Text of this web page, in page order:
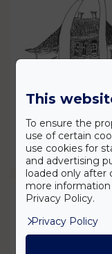
This
To ensure the
use of certain
use cookies for
and advertising
loaded only after
more
Privacy Policy.
Privacy Policy